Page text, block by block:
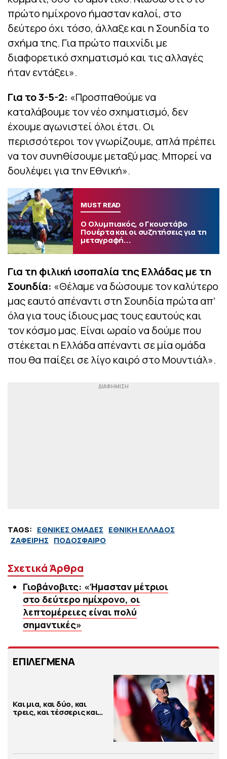
πρώτο ημίχρονο ήμασταν καλοί, στο
δεύτερο όχι τόσο, άλλαξε και η Σουηδία το
σχήμα της. Για πρώτο παιχνίδι με
διαφορετικό σχηματισμό και τις αλλαγές
ήταν εντάξει».
Για το 3-5-2: «Προσπαθούμε να
καταλάβουμε τον νέο σχηματισμό, δεν
έχουμε αγωνιστεί όλοι έτσι. Οι
περισσότεροι τον γνωρίζουμε, απλά πρέπει
να τον συνηθίσουμε μεταξύ μας. Μπορεί να
δουλέψει για την Εθνική».
MUST READ
Ο Ολυμπιακός, ο Γκουστάβο
Πουέρτα και οι συζητήσεις για τη
μεταγραφή...
Για τη φιλική ισοπαλία της Ελλάδας με τη
Σουηδία: «Θέλαμε να δώσουμε τον καλύτερο
μας εαυτό απέναντι στη Σουηδία πρώτα απ’
όλα για τους ίδιους μας τους εαυτούς και
τον κόσμο μας. Είναι ωραίο να δούμε που
στέκεται η Ελλάδα απέναντι σε μία ομάδα
που θα παίξει σε λίγο καιρό στο Μουντιάλ».
TAGS: ΕΘΝΙΚΕΣ ΟΜΑΔΕΣ ΕΘΝΙΚΗ ΕΛΛΑΔΟΣ
ΖΑΦΕΙΡΗΣ ΠΟΔΟΣΦΑΙΡΟ
Σχετικά Άρθρα
Γιοβάνοβιτς: «Ήμασταν μέτριοι
στο δεύτερο ημίχρονο, οι
λεπτομέρειες είναι πολύ
σημαντικές»
ΕΠΙΛΕΓΜΕΝΑ
Και μια, και δύο, και
τρεις, και τέσσερις και…